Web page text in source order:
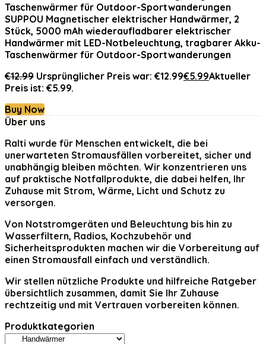
SUPPOU Magnetischer elektrischer Handwärmer, 2
Stück, 5000 mAh wiederaufladbarer elektrischer
Handwärmer mit LED-Notbeleuchtung, tragbarer Akku-
Taschenwärmer für Outdoor-Sportwanderungen
€12.99 Ursprünglicher Preis war: €12.99€5.99Aktueller
Preis ist: €5.99.
Buy Now
Über uns
Ralti wurde für Menschen entwickelt, die bei
unerwarteten Stromausfällen vorbereitet, sicher und
unabhängig bleiben möchten. Wir konzentrieren uns
auf praktische Notfallprodukte, die dabei helfen, Ihr
Zuhause mit Strom, Wärme, Licht und Schutz zu
versorgen.
Von Notstromgeräten und Beleuchtung bis hin zu
Wasserfiltern, Radios, Kochzubehör und
Sicherheitsprodukten machen wir die Vorbereitung auf
einen Stromausfall einfach und verständlich.
Wir stellen nützliche Produkte und hilfreiche Ratgeber
übersichtlich zusammen, damit Sie Ihr Zuhause
rechtzeitig und mit Vertrauen vorbereiten können.
Produktkategorien